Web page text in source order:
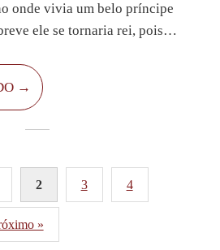
onde vivia um belo príncipe
ele se tornaria rei, pois
se casar.
→
2 3 4
»